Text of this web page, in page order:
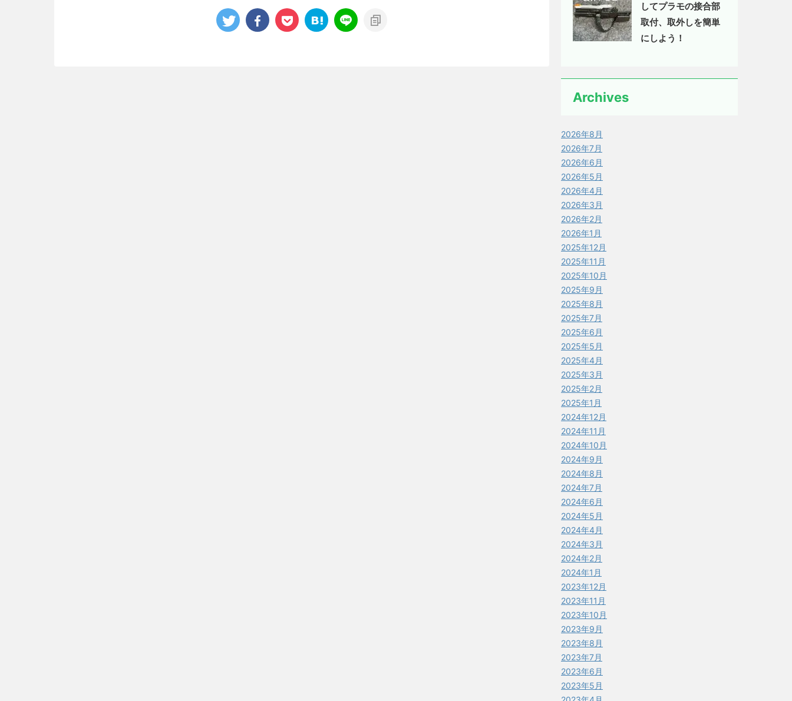
してプラモの接合部
取付、取外しを簡単
にしよう！
Archives
2026年8月
2026年7月
2026年6月
2026年5月
2026年4月
2026年3月
2026年2月
2026年1月
2025年12月
2025年11月
2025年10月
2025年9月
2025年8月
2025年7月
2025年6月
2025年5月
2025年4月
2025年3月
2025年2月
2025年1月
2024年12月
2024年11月
2024年10月
2024年9月
2024年8月
2024年7月
2024年6月
2024年5月
2024年4月
2024年3月
2024年2月
2024年1月
2023年12月
2023年11月
2023年10月
2023年9月
2023年8月
2023年7月
2023年6月
2023年5月